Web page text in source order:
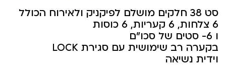
סט 38 חלקים מושלם לפיקניק ולאירוח הכולל
6 צלחות, 6 קעריות, 6 כוסות
ו 6- סטים של סכו”ם
בקערה רב שימושית עם סגירת LOCK
וידית נשיאה